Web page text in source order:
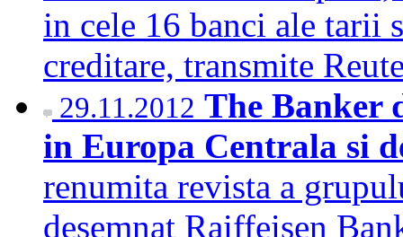
in cele 16 banci ale tarii
creditare, transmite
29.11.2012 The Banker
in Europa Centrala si
renumita revista a
desemnat Raiffeisen